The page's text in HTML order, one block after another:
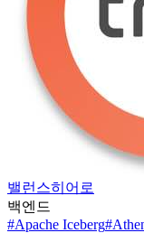
밸런스히어로
백엔드
#Apache Iceberg#